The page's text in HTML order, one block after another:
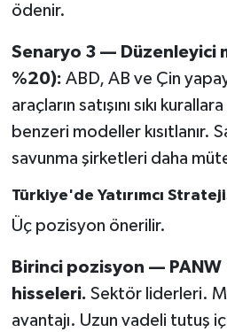
ödenir.
Senaryo 3 — Düzenleyici
%20): ABD, AB ve Çin
araçların satışını sıkı
benzeri modeller kısıtlanır.
savunma şirketleri daha
Türkiye'de Yatırımcı
Üç pozisyon önerilir.
Birinci pozisyon — PANW
hisseleri. Sektör liderleri.
avantajı. Uzun vadeli tutuş